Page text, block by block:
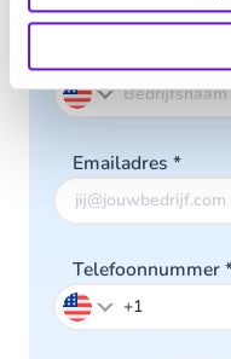
Emailadres *
Telefoonnummer